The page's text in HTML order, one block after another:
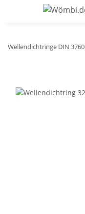
Wellendichtringe DIN 3760